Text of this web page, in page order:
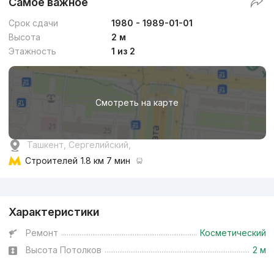
Срок сдачи
1980 - 1989-01-01
Высота
2 м
Этажность
1 из 2
Смотреть на карте
Ташкент, Сергелийский,
Строителей 1.8 км 7 мин
Характеристики
Ремонт
Косметический
Высота Потолков
2 м